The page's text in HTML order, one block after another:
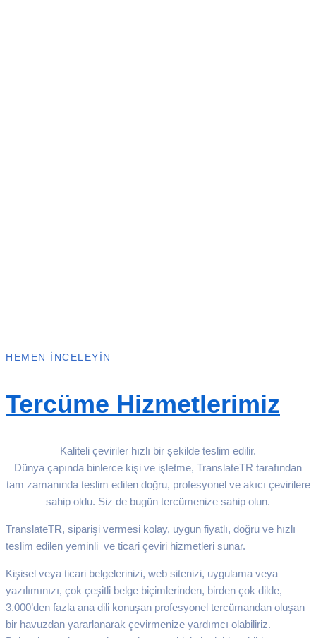
HEMEN İNCELEYIN
Tercüme Hizmetlerimiz
Kaliteli çeviriler hızlı bir şekilde teslim edilir.
Dünya çapında binlerce kişi ve işletme, TranslateTR tarafından
tam zamanında teslim edilen doğru, profesyonel ve akıcı çevirilere
sahip oldu. Siz de bugün tercümenize sahip olun.
TranslateTR, siparişi vermesi kolay, uygun fiyatlı, doğru ve hızlı
teslim edilen yeminli ve ticari çeviri hizmetleri sunar.
Kişisel veya ticari belgelerinizi, web sitenizi, uygulama veya
yazılımınızı, çok çeşitli belge biçimlerinden, birden çok dilde,
3.000’den fazla ana dili konuşan profesyonel tercümandan oluşan
bir havuzdan yararlanarak çevirmenize yardımcı olabiliriz.